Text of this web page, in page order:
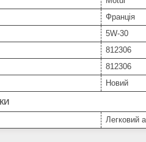
Франція
5W-30
812306
812306
Новий
Легковий